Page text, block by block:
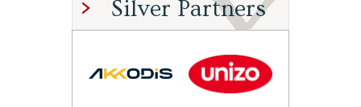
Silver Partners